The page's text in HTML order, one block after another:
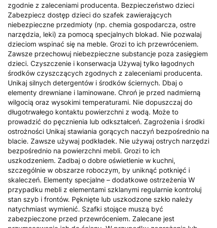
zgodnie z zaleceniami producenta. Bezpieczeństwo dzieci
Zabezpiecz dostęp dzieci do szafek zawierających
niebezpieczne przedmioty (np. chemia gospodarcza, ostre
narzędzia, leki) za pomocą specjalnych blokad. Nie pozwalaj
dzieciom wspinać się na meble. Grozi to ich przewróceniem.
Zawsze przechowuj niebezpieczne substancje poza zasięgiem
dzieci. Czyszczenie i konserwacja Używaj tylko łagodnych
środków czyszczących zgodnych z zaleceniami producenta.
Unikaj silnych detergentów i środków ściernych. Dbaj o
elementy drewniane i laminowane. Chroń je przed nadmierną
wilgocią oraz wysokimi temperaturami. Nie dopuszczaj do
długotrwałego kontaktu powierzchni z wodą. Może to
prowadzić do pęcznienia lub odkształceń. Zagrożenia i środki
ostrożności Unikaj stawiania gorących naczyń bezpośrednio na
blacie. Zawsze używaj podkładek. Nie używaj ostrych narzędzi
bezpośrednio na powierzchni mebli. Grozi to ich
uszkodzeniem. Zadbaj o dobre oświetlenie w kuchni,
szczególnie w obszarze roboczym, by uniknąć potknięć i
skaleczeń. Elementy specjalne – dodatkowe ostrzeżenia W
przypadku mebli z elementami szklanymi regularnie kontroluj
stan szyb i frontów. Pęknięte lub uszkodzone szkło należy
natychmiast wymienić. Szafki stojące muszą być
zabezpieczone przed przewróceniem. Zalecane jest